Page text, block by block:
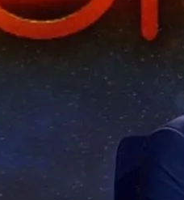
se ha resbaldo
ha protagonizado
la Bonoloto ha